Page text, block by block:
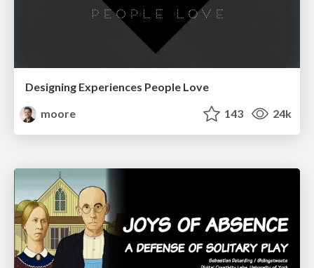
Designing Experiences People Love
moore
143 24k